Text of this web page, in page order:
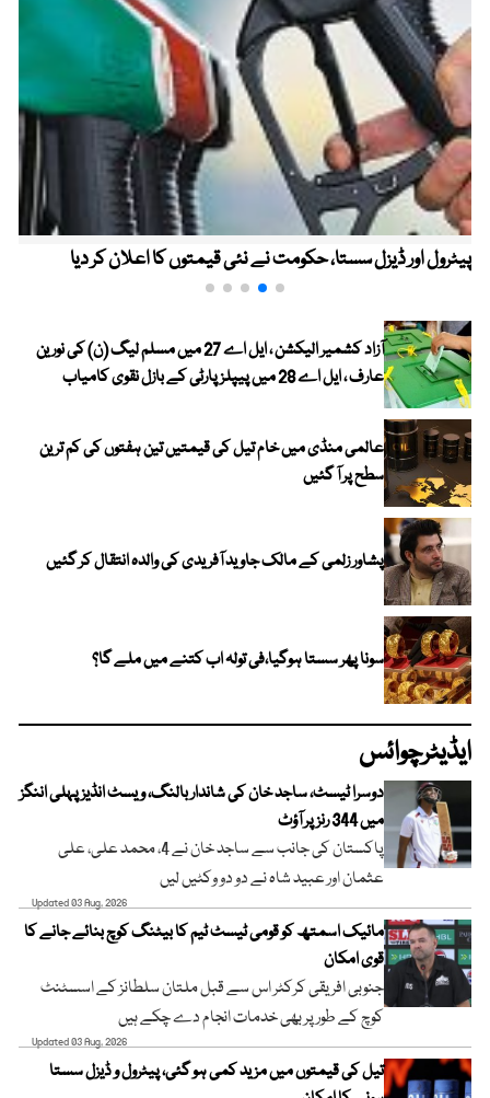
پیٹرول اور ڈیزل سستا، حکومت نے نئی قیمتوں کا اعلان کر دیا
آزاد کشمیر الیکشن ، ایل اے 27 میں مسلم لیگ (ن) کی نورین
عارف ، ایل اے 28 میں پیپلز پارٹی کے بازل نقوی کامیاب
عالمی منڈی میں خام تیل کی قیمتیں تین ہفتوں کی کم ترین
سطح پر آ گئیں
پشاور زلمی کے مالک جاوید آفریدی کی والدہ انتقال کر گئیں
سونا پھر سستا ہوگیا،فی تولہ اب کتنے میں ملے گا؟
ایڈیٹرچوائس
دوسرا ٹیسٹ، ساجد خان کی شاندار بالنگ، ویسٹ انڈیز پہلی اننگز
میں 344 رنز پر آؤٹ
پاکستان کی جانب سے ساجد خان نے 4، محمد علی، علی
عثمان اور عبید شاہ نے دو دو وکٹیں لیں
Updated 03 Aug, 2026
مائیک اسمتھ کو قومی ٹیسٹ ٹیم کا بیٹنگ کوچ بنائے جانے کا
قوی امکان
جنوبی افریقی کرکٹر اس سے قبل ملتان سلطانز کے اسسٹنٹ
کوچ کے طور پر بھی خدمات انجام دے چکے ہیں
Updated 03 Aug, 2026
تیل کی قیمتوں میں مزید کمی ہو گئی، پیٹرول و ڈیزل سستا